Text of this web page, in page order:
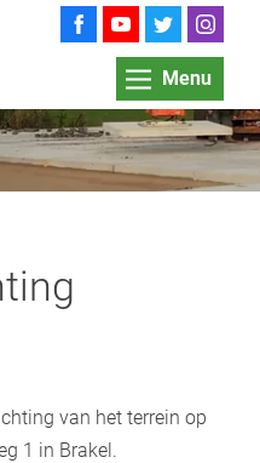
Menu
van het terrein op
1 in Brakel.